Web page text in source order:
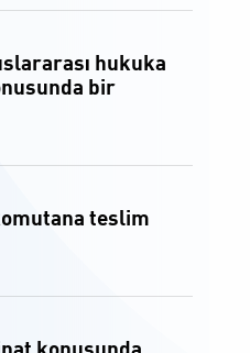
hukuka
bir
teslim